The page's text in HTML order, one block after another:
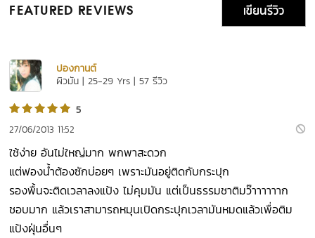
FEATURED REVIEWS เขียนรีวิว
ปองกานต์
ผิวมัน | 25-29 Yrs | 57 รีวิว
5
27/06/2013 11:52
ใช้ง่าย อันไม่ใหญ่มาก พกพาสะดวก
แต่ฟองน้ำต้องซักบ่อยๆ เพราะมันอยู่ติดกับกระปุก
รองพื้นจะติดเวลาลงแป้ง ไม่คุมมัน แต่เป็นธรรมชาติมว๊าาาาาาก
ชอบมาก แล้วเราสามารถหมุนเปิดกระปุกเวลามันหมดแล้วเพื่อติม
แป้งฝุ่นอื่นๆ